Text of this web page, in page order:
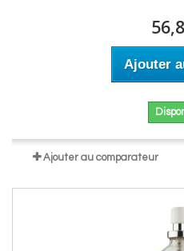
Ajouter
Ajouter au comparateur